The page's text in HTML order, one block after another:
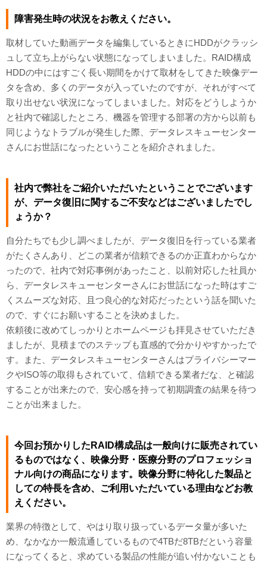
障害発生時の状況をお教えください。
取材していた動画データを編集しているときにHDDがクラッシ
ュして立ち上がらない状態になってしまいました。RAID構成
HDDの中にはすごく長い期間をかけて取材をしてきた映像デー
タを含め、多くのデータが入っていたのですが、それがすべて
取り出せない状況になってしまいました。対応をどうしようか
と社内で確認したところ、機器を管理する部署の方から以前も
同じようなトラブルが発生した際、データレスキューセンター
さんにお世話になったということを紹介されました。
社内で弊社をご紹介いただいたということでございます
が、データ復旧に関するご不安などはございましたでし
ょうか？
自分たちでも少し調べましたが、データ復旧を行っている業者
がたくさんあり、どこの業者が信頼できるのか正直わからなか
ったので、社内で対応事例があったこと、以前対応した社員か
ら、データレスキューセンターさんにお世話になった時はすご
くスムーズな対応、且つ良心的な対応だったという話を聞いた
ので、すぐにお願いすることを決めました。
依頼後に改めてしっかりとホームページも拝見させていただき
ましたが、見積までのステップも直感的で分かりやすかったで
す。また、データレスキューセンターさんはプライバシーマー
クやISO等の取得もされていて、信頼できる業者だな、と確認
することが出来たので、安心感を持って初期調査の結果を待つ
ことが出来ました。
今回お預かりしたRAID構成品は一般向けに販売されてい
るものではなく、映像分野・医療分野のプロフェッショ
ナル向けの商品になります。映像分野に特化した製品と
しての特長を含め、ご利用いただいている理由などお教
えください。
業界の特徴として、やはり取り扱っているデータ量が多いた
め、なかなか一般流通しているもので4TBだ8TBだという容量
になってくると、求めている製品の性能が追い付かないことも